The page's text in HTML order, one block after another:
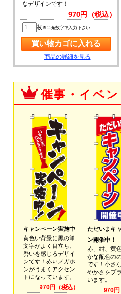
なデザインです！
970円（税込）
枚※半角数字で入力下さい
商品の詳細を見る
催事・イベ
キャンペーン実施中
黄色い背景に黒の筆
文字がよく目立ち、
勢いを感じるデザイ
ンです！赤いメガホ
ンがうまくアクセン
トになっています。
970円（税込）
ただいまキ
ン開催中！
赤、紺、黄
かな配色の
です！小さ
やかさをプ
います。
970円